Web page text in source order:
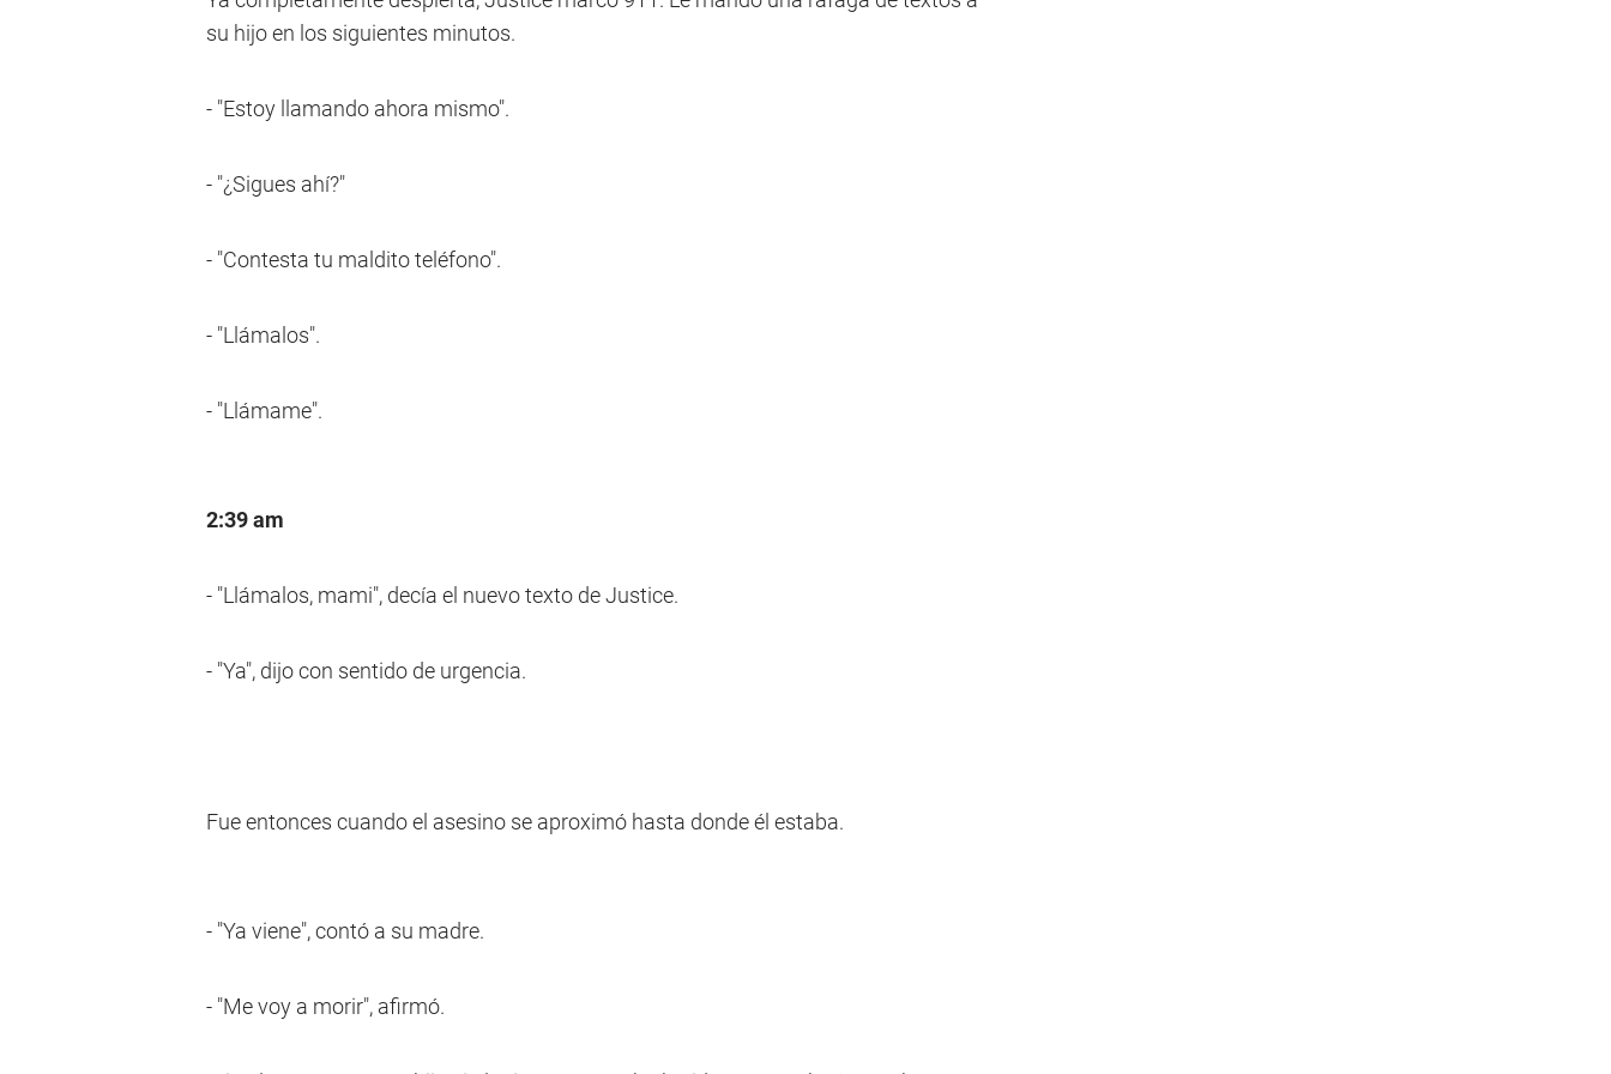
su hijo en los siguientes minutos.
- "Estoy llamando ahora mismo".
- "¿Sigues ahí?"
- "Contesta tu maldito teléfono".
- "Llámalos".
- "Llámame".
2:39 am
- "Llámalos, mami", decía el nuevo texto de Justice.
- "Ya", dijo con sentido de urgencia.
Fue entonces cuando el asesino se aproximó hasta donde él estaba.
- "Ya viene", contó a su madre.
- "Me voy a morir", afirmó.